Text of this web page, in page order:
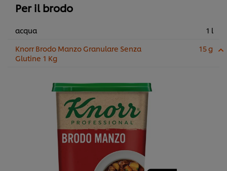
Per il brodo
acqua
1 l
Knorr Brodo Manzo Granulare Senza
Glutine 1 Kg
15 g